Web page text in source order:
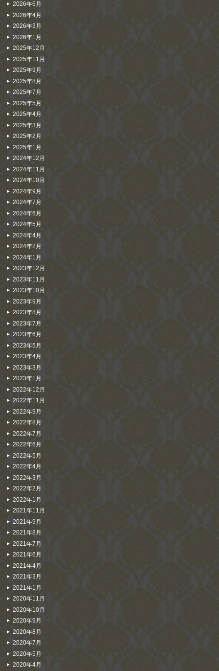
2026年6月
2026年4月
2026年3月
2026年1月
2025年12月
2025年11月
2025年9月
2025年8月
2025年7月
2025年5月
2025年4月
2025年3月
2025年2月
2025年1月
2024年12月
2024年11月
2024年10月
2024年9月
2024年7月
2024年6月
2024年5月
2024年4月
2024年2月
2024年1月
2023年12月
2023年11月
2023年10月
2023年9月
2023年8月
2023年7月
2023年6月
2023年5月
2023年4月
2023年3月
2023年1月
2022年12月
2022年11月
2022年9月
2022年8月
2022年7月
2022年6月
2022年5月
2022年4月
2022年3月
2022年2月
2022年1月
2021年11月
2021年9月
2021年8月
2021年7月
2021年6月
2021年4月
2021年3月
2021年1月
2020年11月
2020年10月
2020年9月
2020年8月
2020年7月
2020年5月
2020年4月